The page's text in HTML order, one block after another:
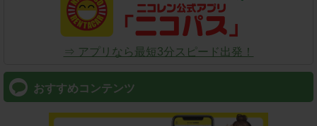
⇒ アプリなら最短3分スピード出発！
おすすめコンテンツ